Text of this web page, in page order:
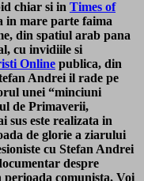
chiar si in Times of
in mare parte faima
din spatiul arab pana
cu invidiile si
Online publica, din
Andrei il rade pe
unei “minciuni
de Primaverii,
sus este realizata in
de glorie a ziarului
cu Stefan Andrei
despre
comunista. Voi